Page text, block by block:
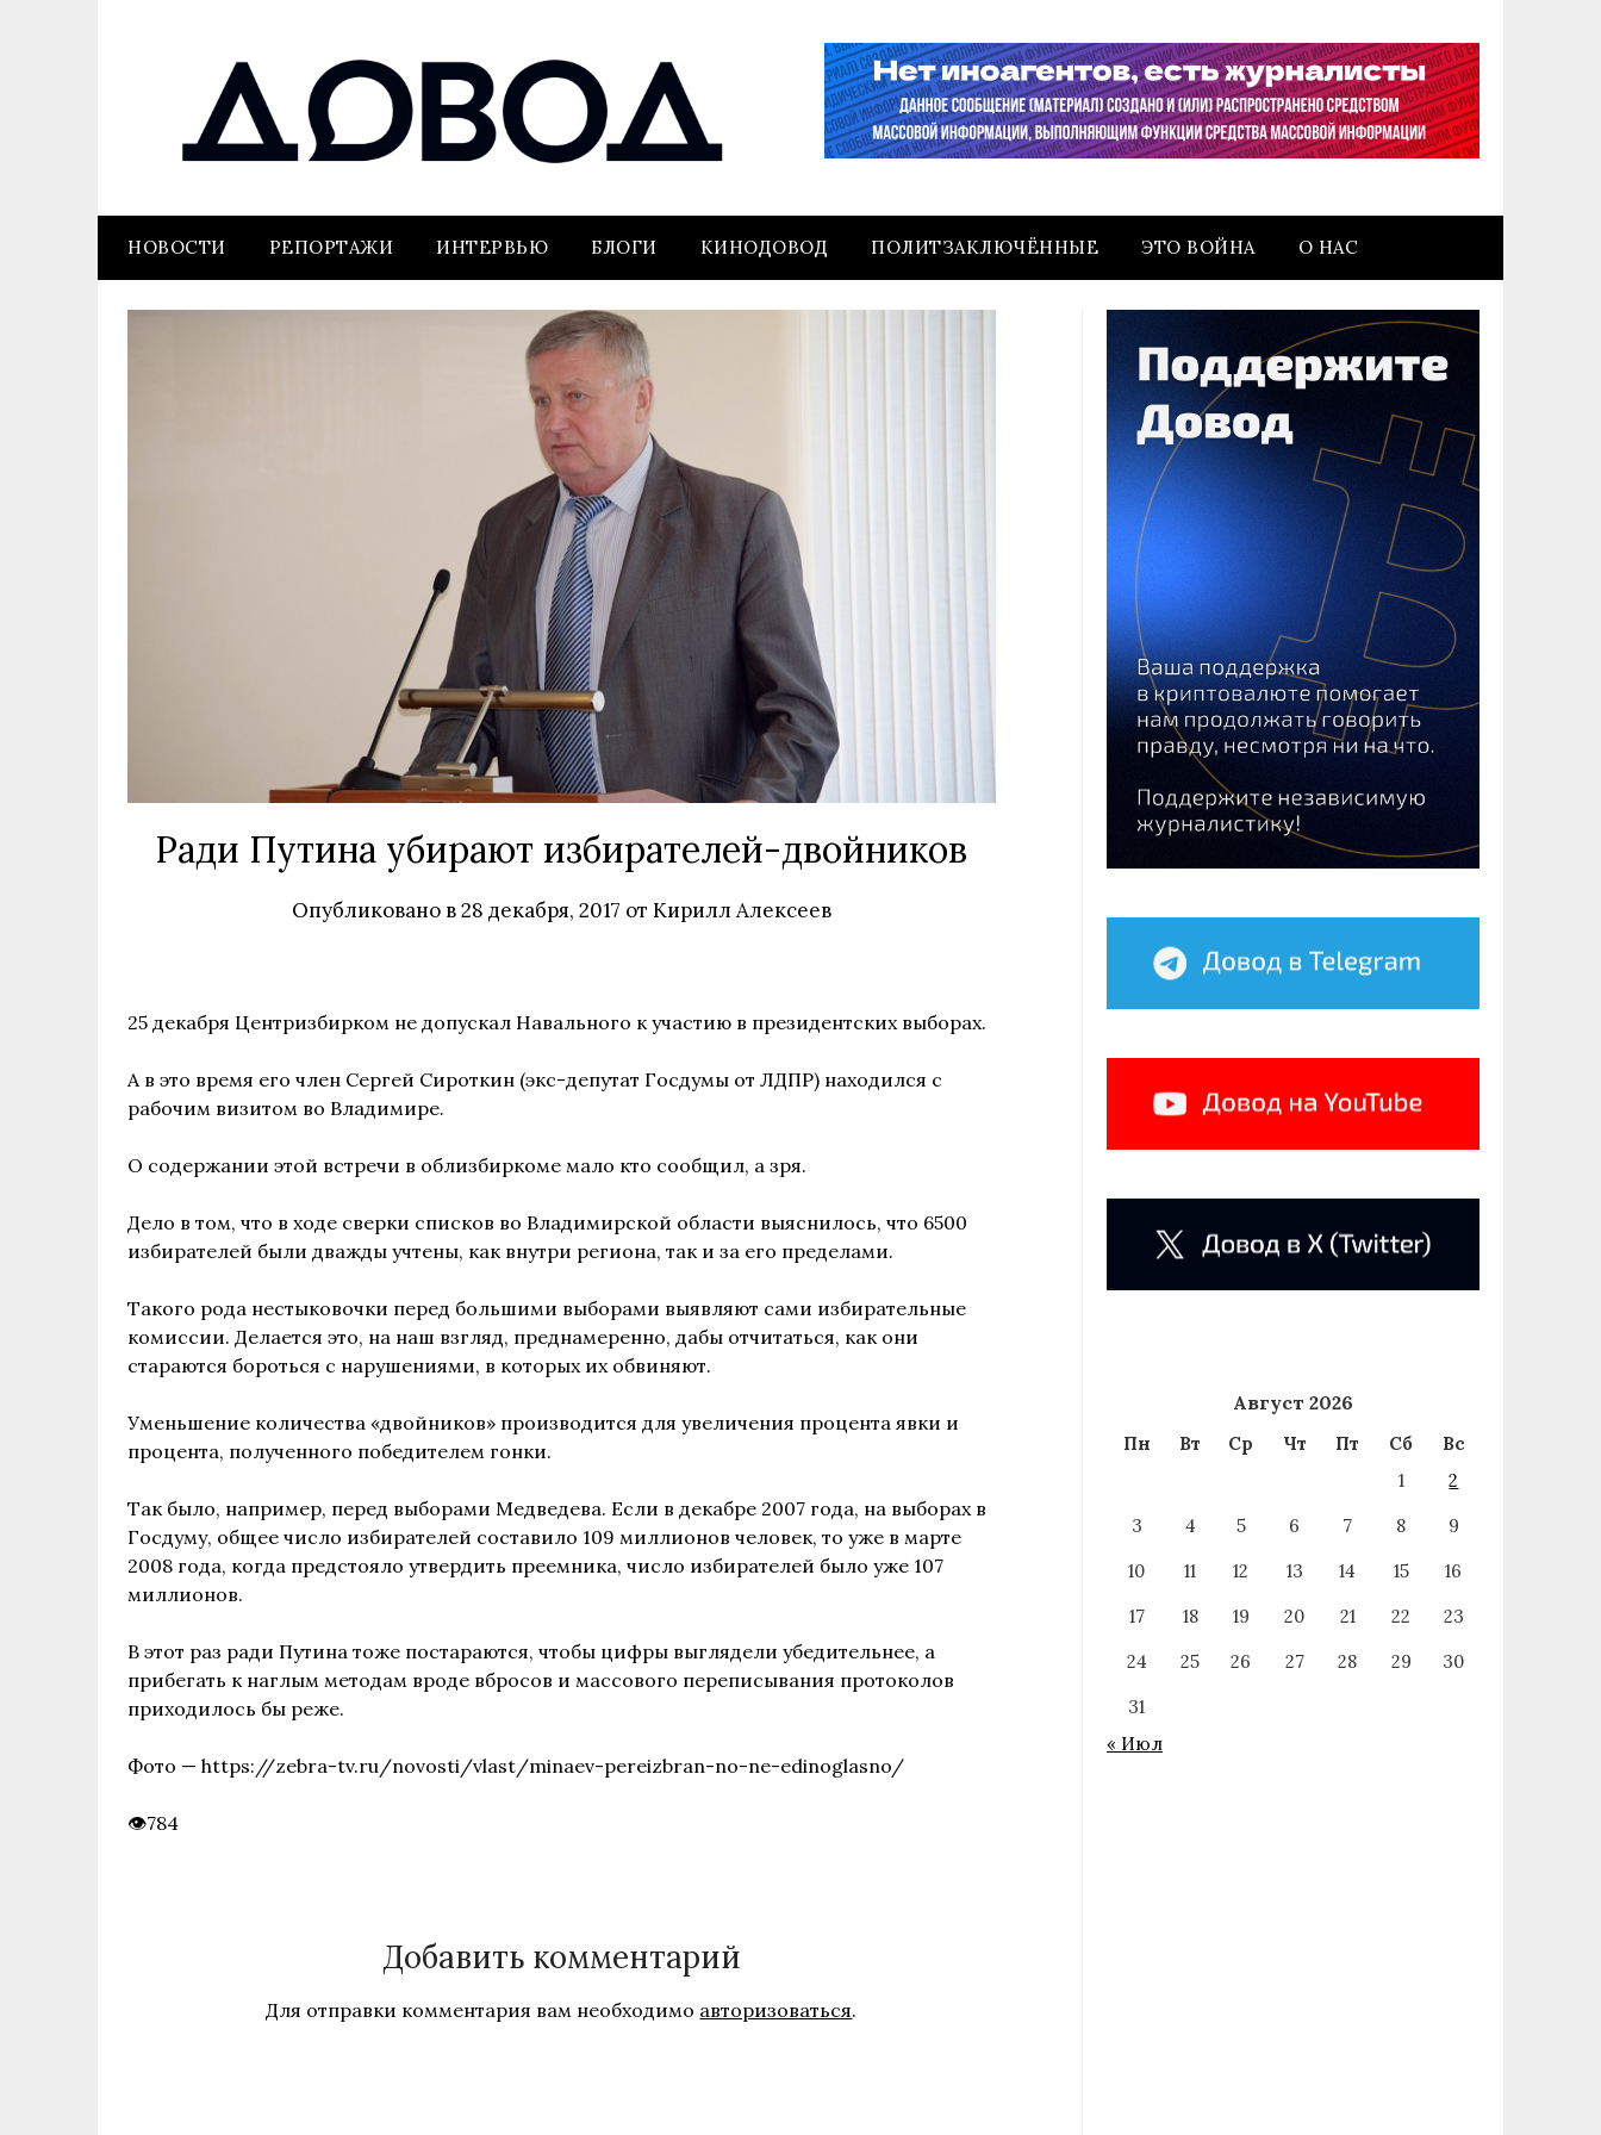
НОВОСТИ РЕПОРТАЖИ ИНТЕРВЬЮ БЛОГИ КИНОДОВОД ПОЛИТЗАКЛЮЧЁННЫЕ ЭТО ВОЙНА О НАС
Ради Путина убирают избирателей-двойников
Опубликовано в28 декабря, 2017 от Кирилл Алексеев
25 декабря Центризбирком не допускал Навального к участию в президентских выборах.
А в это время его член Сергей Сироткин (экс-депутат Госдумы от ЛДПР) находился с
рабочим визитом во Владимире.
О содержании этой встречи в облизбиркоме мало кто сообщил, а зря.
Дело в том, что в ходе сверки списков во Владимирской области выяснилось, что 6500
избирателей были дважды учтены, как внутри региона, так и за его пределами.
Такого рода нестыковочки перед большими выборами выявляют сами избирательные
комиссии. Делается это, на наш взгляд, преднамеренно, дабы отчитаться, как они
стараются бороться с нарушениями, в которых их обвиняют.
Уменьшение количества «двойников» производится для увеличения процента явки и
процента, полученного победителем гонки.
Так было, например, перед выборами Медведева. Если в декабре 2007 года, на выборах в
Госдуму, общее число избирателей составило 109 миллионов человек, то уже в марте
2008 года, когда предстояло утвердить преемника, число избирателей было уже 107
миллионов.
В этот раз ради Путина тоже постараются, чтобы цифры выглядели убедительнее, а
прибегать к наглым методам вроде вбросов и массового переписывания протоколов
приходилось бы реже.
Фото — https://zebra-tv.ru/novosti/vlast/minaev-pereizbran-no-ne-edinoglasno/
784
Добавить комментарий
Для отправки комментария вам необходимо авторизоваться.
Август 2026
Пн Вт Ср Чт Пт Сб
Вс
1
2
3
4 5 6 7 8
9
10
11 12 13 14 15
16
17
18 19 20 21 22
23
24
25 26 27 28 29
30
31
« Июл